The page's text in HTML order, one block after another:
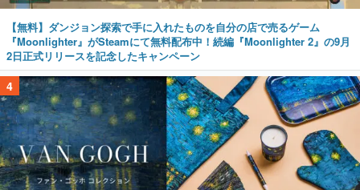
【無料】ダンジョン探索で手に入れたものを自分の店で売るゲーム
『Moonlighter』がSteamにて無料配布中！続編『Moonlighter 2』の9月
2日正式リリースを記念したキャンペーン
4